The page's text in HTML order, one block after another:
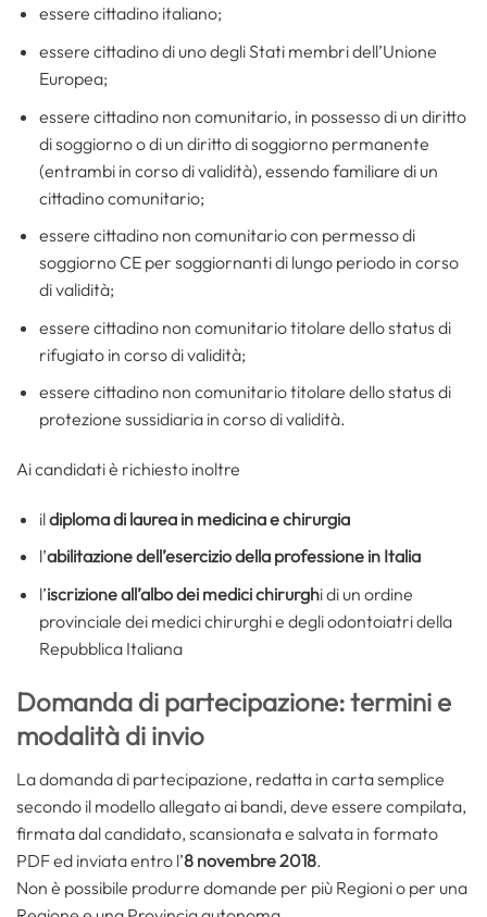
essere cittadino italiano;
essere cittadino di uno degli Stati membri dell’Unione
Europea;
essere cittadino non comunitario, in possesso di un diritto
di soggiorno o di un diritto di soggiorno permanente
(entrambi in corso di validità), essendo familiare di un
cittadino comunitario;
essere cittadino non comunitario con permesso di
soggiorno CE per soggiornanti di lungo periodo in corso
di validità;
essere cittadino non comunitario titolare dello status di
rifugiato in corso di validità;
essere cittadino non comunitario titolare dello status di
protezione sussidiaria in corso di validità.
Ai candidati è richiesto inoltre
ildiploma di laurea in medicina e chirurgia
l’abilitazione dell’esercizio della professione in Italia
l’iscrizione all’albo dei medici chirurghi di un ordine
provinciale dei medici chirurghi e degli odontoiatri della
Repubblica Italiana
Domanda di partecipazione: termini e
modalità di invio
La domanda di partecipazione, redatta in carta semplice
secondo il modello allegato ai bandi, deve essere compilata,
firmata dal candidato, scansionata e salvata in formato
PDF ed inviata entro l’8 novembre 2018.
Non è possibile produrre domande per più Regioni o per una